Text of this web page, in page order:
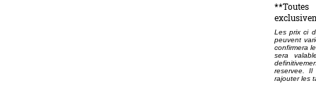
Les prix ci
peuvent
confirmera
sera
reservee.
rajouter les